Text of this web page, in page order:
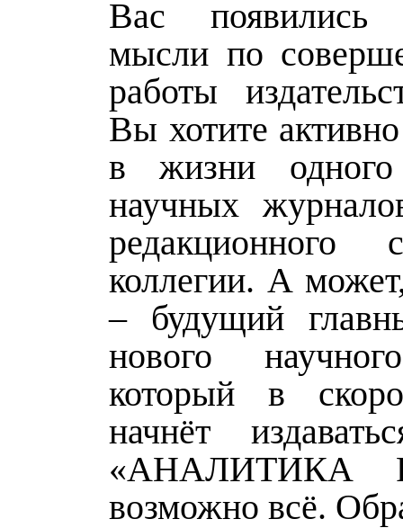
Вас появились
мысли по
работы
Вы хотите
в жизни
научных
редакционного
коллегии. А
– будущий
нового
который в
начнёт
«АНАЛИТИКА
возможно всё.